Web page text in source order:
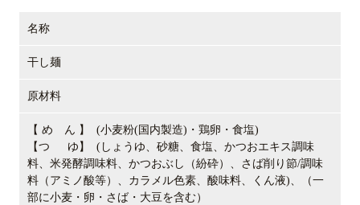
名称
干し麺
原材料
【 め ん 】 (小麦粉(国内製造)・鶏卵・食塩)
【つ ゆ】 (しょうゆ、砂糖、食塩、かつおエキス調味
料、米発酵調味料、かつおぶし（紛砕）、さば削り節/調味
料（アミノ酸等）、カラメル色素、酸味料、くん液)、（一
部に小麦・卵・さば・大豆を含む）